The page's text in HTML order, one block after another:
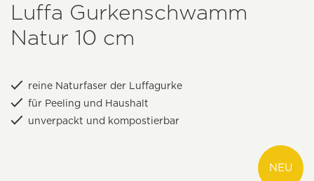
Luffa Gurkenschwamm
Natur 10 cm
reine Naturfaser der Luffagurke
für Peeling und Haushalt
unverpackt und kompostierbar
NEU